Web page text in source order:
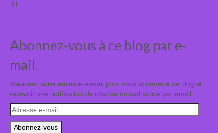
31
Abonnez-vous à ce blog par e-
mail.
Saisissez votre adresse e-mail pour vous abonner à ce blog et
recevoir une notification de chaque nouvel article par email.
Adresse
e-
mail